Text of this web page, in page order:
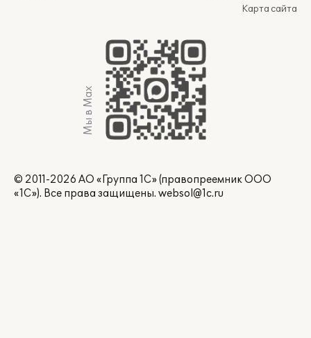
Карта сайта
Мы в Max
© 2011-2026 АО «Группа 1С» (правопреемник ООО
«1С»). Все права защищены. websol@1c.ru